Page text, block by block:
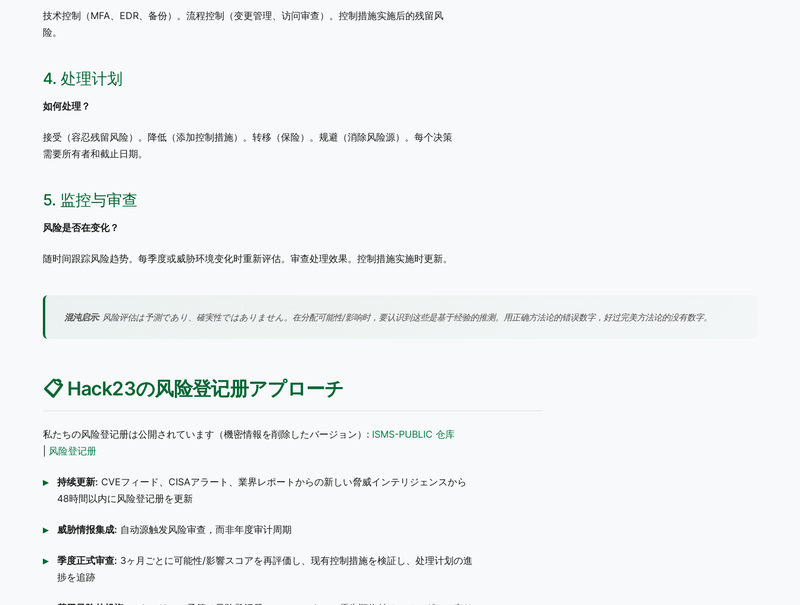
技术控制（MFA、EDR、备份）。流程控制（变更管理、访问审查）。控制措施实施后的残留风
险。
4. 处理计划
如何处理？
接受（容忍残留风险）。降低（添加控制措施）。转移（保险）。规避（消除风险源）。每个决策
需要所有者和截止日期。
5. 监控与审查
风险是否在变化？
随时间跟踪风险趋势。每季度或威胁环境变化时重新评估。审查处理效果。控制措施实施时更新。
混沌启示: 风险评估は予測であり、確実性ではありません。在分配可能性/影响时，要认识到这些是基于经验的推测。用正确方法论的错误数字，好过完美方法论的没有数字。
📋 Hack23の风险登记册アプローチ
私たちの风险登记册は公開されています（機密情報を削除したバージョン）: ISMS-PUBLIC 仓库
风险登记册
持续更新: CVEフィード、CISAアラート、業界レポートからの新しい脅威インテリジェンスから
48時間以内に风险登记册を更新
威胁情报集成: 自动源触发风险审查，而非年度审计周期
季度正式审查: 3ヶ月ごとに可能性/影響スコアを再評価し、现有控制措施を検証し、处理计划の進
捗を追跡